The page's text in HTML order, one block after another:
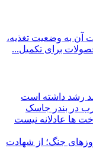
به وضعیت تغذیه،
برای تکمیل...